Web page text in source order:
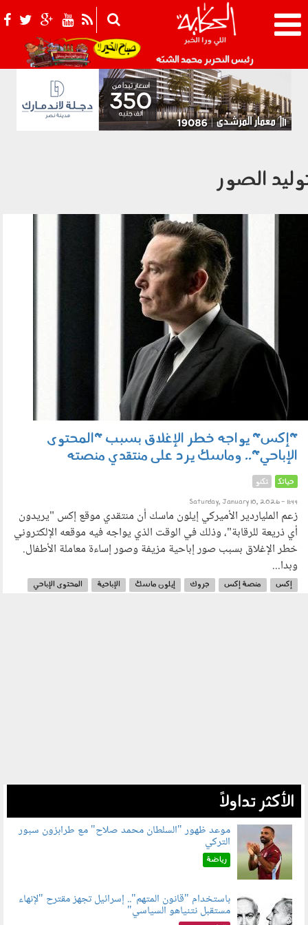
رئيس التحرير محمد الشبّه 021_2.png
الصور
"إكس" يواجه خطر الإغلاق بسبب "المحتوى
الإباحي".. وماسك يرد على منتقدي منصته
حياتك تكنو
Saturday, January 10, 2026 - 11:44
زعم الملياردير الأميركي إيلون ماسك أن منتقدي موقع إكس "يريدون
أي ذريعة للرقابة"، وذلك في الوقت الذي يواجه فيه موقعه الإلكتروني
خطر الإغلاق بسبب صور إباحية مزيفة وصور إساءة معاملة الأطفال.
وبدا...
إكس منصة إكس جروك إيلون ماسك الإباحية
المحتوى الإباحي
الأكثر تداولاً
090802.jpg
موعد ظهور "السلطان محمد صلاح" مع طرابزون سبور
التركي
رياضة
090801.jpg
باستخدام "قانون المتهم".. إسرائيل تجهز مقترح "لإنهاء
مستقبل نتنياهو السياسي"